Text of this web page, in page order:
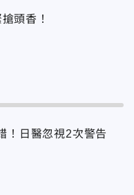
頭香！
！日醫忽視2次警告